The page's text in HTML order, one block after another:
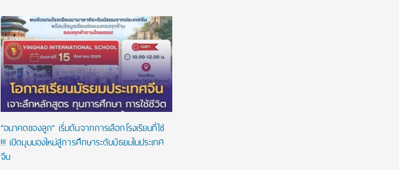
“อนาคตของลูก” เริ่มต้นจากการเลือกโรงเรียนที่ใช่
!!! เปิดมุมมองใหม่สู่การศึกษาระดับมัธยมในประเทศ
จีน